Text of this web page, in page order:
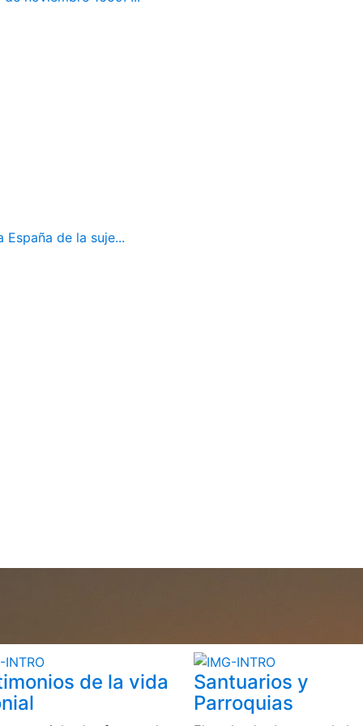
de la suje...
de la vida
Santuarios y
Parroquias